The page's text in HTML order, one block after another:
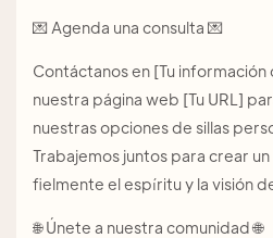
💌 Agenda una consulta 💌
Contáctanos en [Tu
nuestra página web [Tu URL]
nuestras opciones de sillas
Trabajemos juntos para crear
fielmente el espíritu y la visión
🌐 Únete a nuestra comunidad 🌐